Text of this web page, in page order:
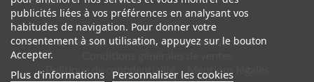
Livraisons et retours
Paiement sécurisé
Politique de confidentialité
Mentions légales
publicités liées à vos préférences en analysant vos
habitudes de navigation. Pour donner votre
consentement à son utilisation, appuyez sur le bouton
Accepter.
Plus d'informations Personnaliser les cookies